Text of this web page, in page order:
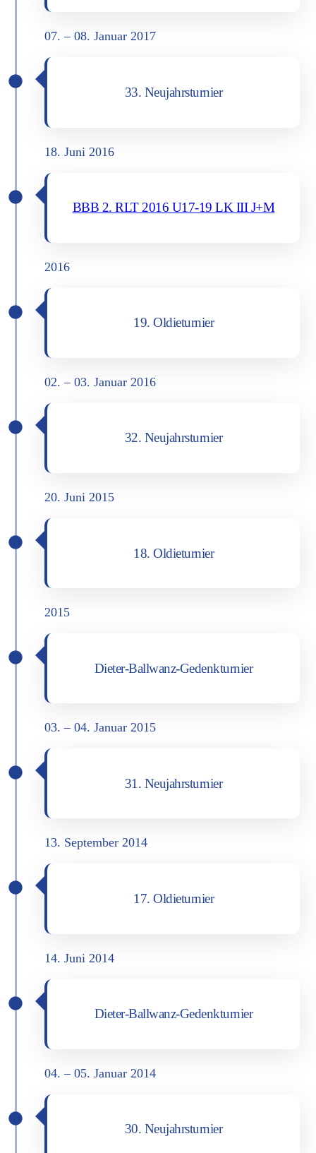
07. – 08. Janu­ar 2017
33. Neu­jahrs­tur­nier
18. Juni 2016
BBB 2. RLT 2016 U17-19 LK III J+M
2016
19. Oldie­tur­nier
02. – 03. Janu­ar 2016
32. Neu­jahrs­tur­nier
20. Juni 2015
18. Oldie­tur­nier
2015
Die­ter-Ball­wanz-Gedenk­tur­nier
03. – 04. Janu­ar 2015
31. Neu­jahrs­tur­nier
13. Sep­tem­ber 2014
17. Oldie­tur­nier
14. Juni 2014
Die­ter-Ball­wanz-Gedenk­tur­nier
04. – 05. Janu­ar 2014
30. Neu­jahrs­tur­nier